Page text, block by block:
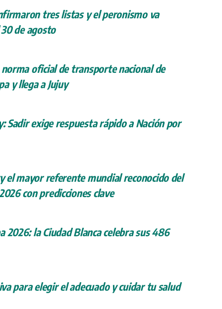
tres listas y el peronismo va
de agosto
oficial de transporte nacional de
y llega a Jujuy
Sadir exige respuesta rápido a Nación por
el mayor referente mundial reconocido del
con predicciones clave
2026: la Ciudad Blanca celebra sus 486
para elegir el adecuado y cuidar tu salud